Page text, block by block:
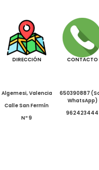
DIRECCIÓN
Algemesi, Valencia
Calle San Fermín
Nº 9
CONTACTO
650390887
WhatsApp)
962423444